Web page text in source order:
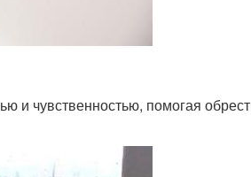
и чувственностью, помогая